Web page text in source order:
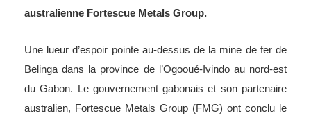
australienne Fortescue Metals Group.
Une lueur d’espoir pointe au-dessus de la mine de fer de
Belinga dans la province de l’Ogooué-Ivindo au nord-est
du Gabon. Le gouvernement gabonais et son partenaire
australien, Fortescue Metals Group (FMG) ont conclu le